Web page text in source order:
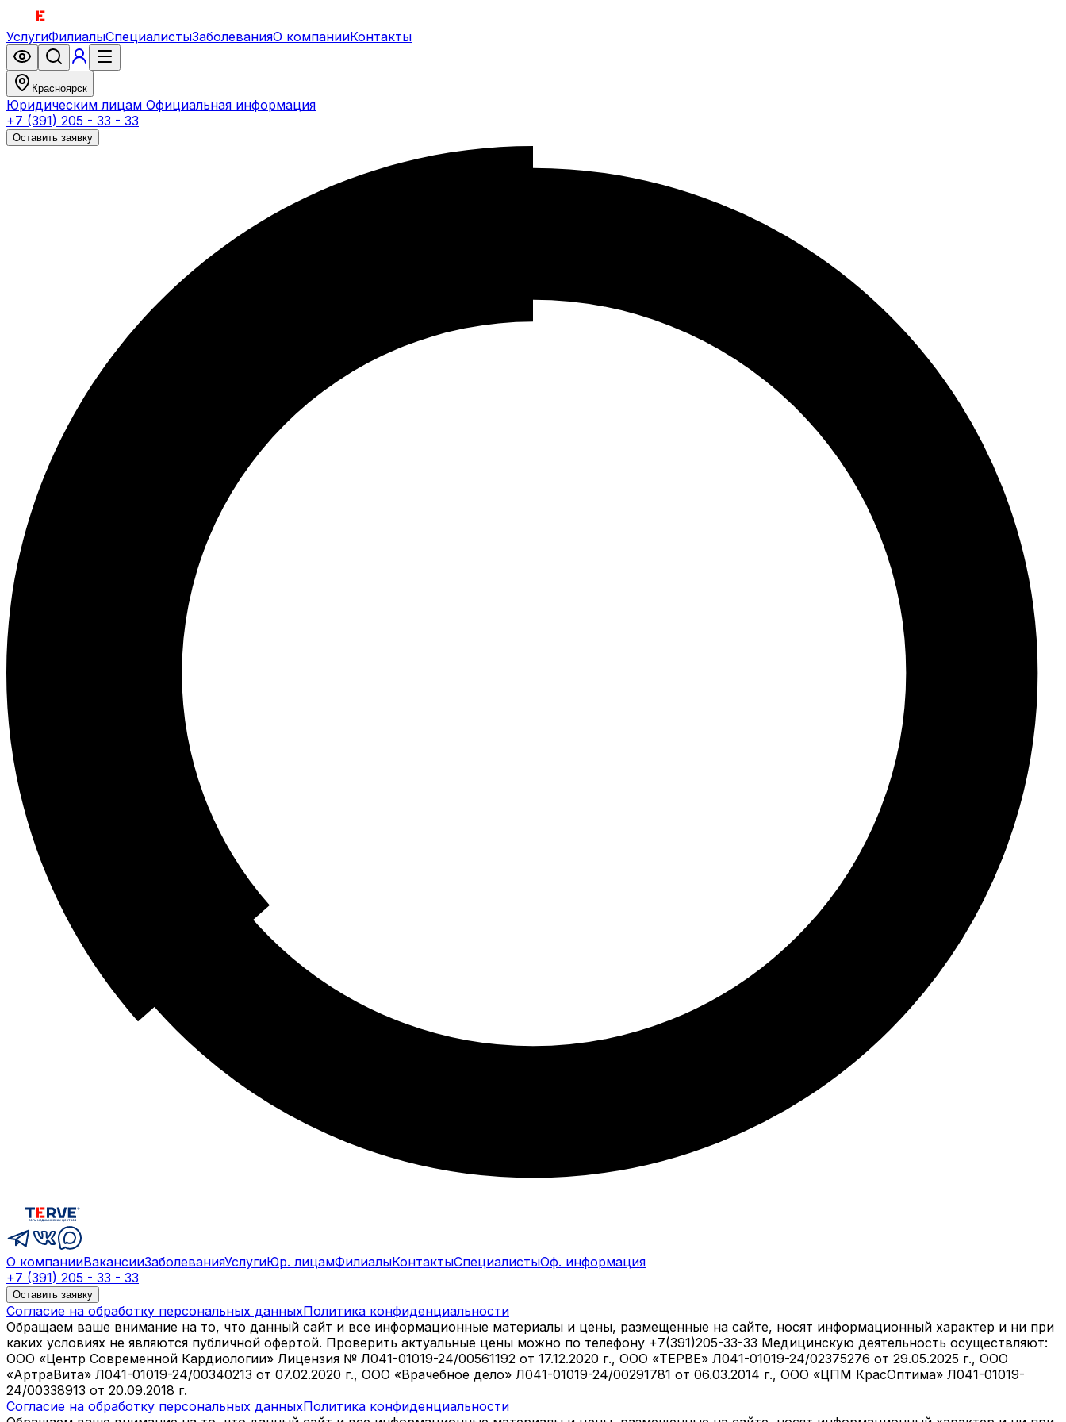
УслугиФилиалыСпециалистыЗаболеванияО компанииКонтакты
Красноярск
Юридическим лицам Официальная информация
+7 (391) 205 - 33 - 33
Оставить заявку
О компанииВакансииЗаболеванияУслугиЮр. лицамФилиалыКонтактыСпециалистыОф. информация
+7 (391) 205 - 33 - 33
Оставить заявку
Согласие на обработку персональных данныхПолитика конфиденциальности
Обращаем ваше внимание на то, что данный сайт и все информационные материалы и цены, размещенные на сайте, носят информационный характер и ни при
каких условиях не являются публичной офертой. Проверить актуальные цены можно по телефону +7(391)205-33-33 Медицинскую деятельность осуществляют:
ООО «Центр Современной Кардиологии» Лицензия № Л041-01019-24/00561192 от 17.12.2020 г., ООО «ТЕРВЕ» Л041-01019-24/02375276 от 29.05.2025 г., ООО
«АртраВита» Л041-01019-24/00340213 от 07.02.2020 г., ООО «Врачебное дело» Л041-01019-24/00291781 от 06.03.2014 г., ООО «ЦПМ КрасОптима» Л041-01019-
24/00338913 от 20.09.2018 г.
Согласие на обработку персональных данныхПолитика конфиденциальности